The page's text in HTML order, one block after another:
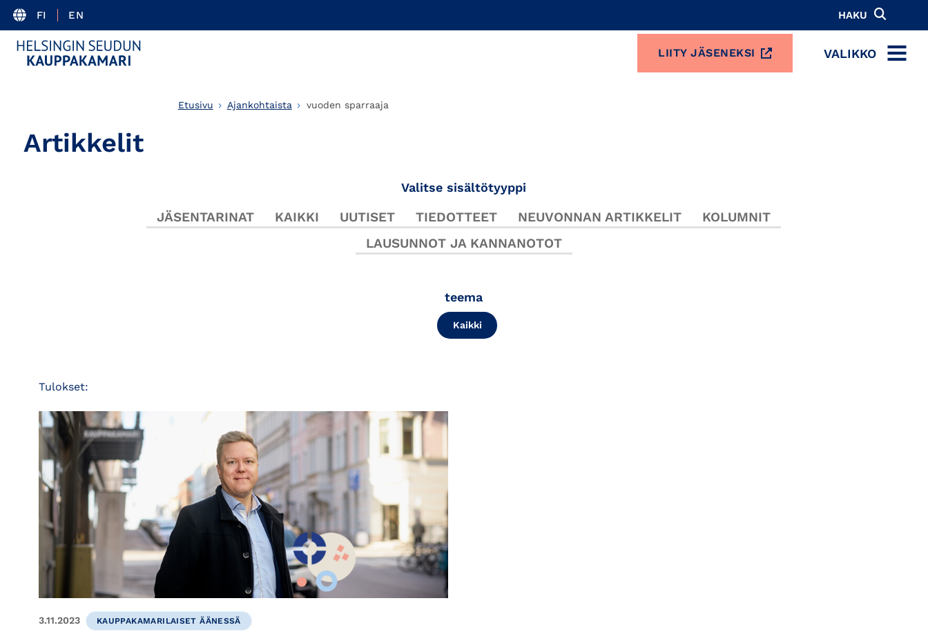
FI EN HAKU
LIITY JÄSENEKSI VALIKKO
MENU
Etusivu Ajankohtaista vuoden sparraaja
Artikkelit
Valitse sisältötyyppi
JÄSENTARINAT KAIKKI UUTISET TIEDOTTEET NEUVONNAN ARTIKKELIT
KOLUMNIT
LAUSUNNOT JA KANNANOTOT
teema
Kaikki
Tulokset:
3.11.2023 KAUPPAKAMARILAISET ÄÄNESSÄ